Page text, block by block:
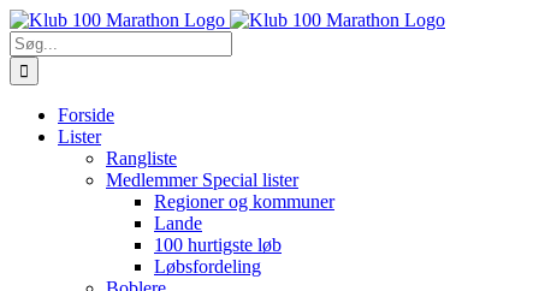
Skip
to
content
Søg
efter:
Forside
Lister
Rangliste
Medlemmer Special lister
Regioner og kommuner
Lande
100 hurtigste løb
Løbsfordeling